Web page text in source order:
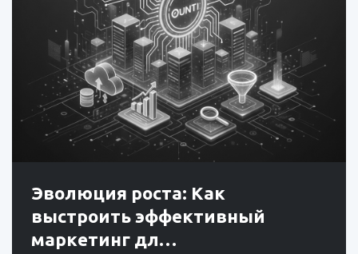
Эволюция роста: Как
выстроить эффективный
маркетинг дл…